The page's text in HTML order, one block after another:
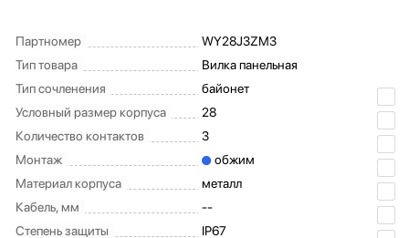
Партномер
WY28J3ZM3
Тип товара
Вилка панельная
Тип сочленения
байонет
Условный размер корпуса
28
Количество контактов
3
Монтаж
обжим
Материал корпуса
металл
Кабель, мм
--
Степень защиты
IP67